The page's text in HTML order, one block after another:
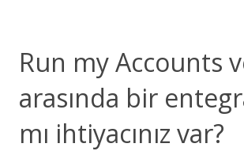
Run my Accounts
arasında bir
mı ihtiyacınız var?